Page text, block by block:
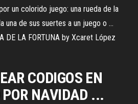
un colorido juego: una rueda de la
una de sus suertes a un juego o ...
DE LA FORTUNA by Xcaret López
CODIGOS EN
NAVIDAD ...